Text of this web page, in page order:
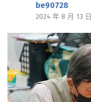
be90728
2024 年 8 月 13 日